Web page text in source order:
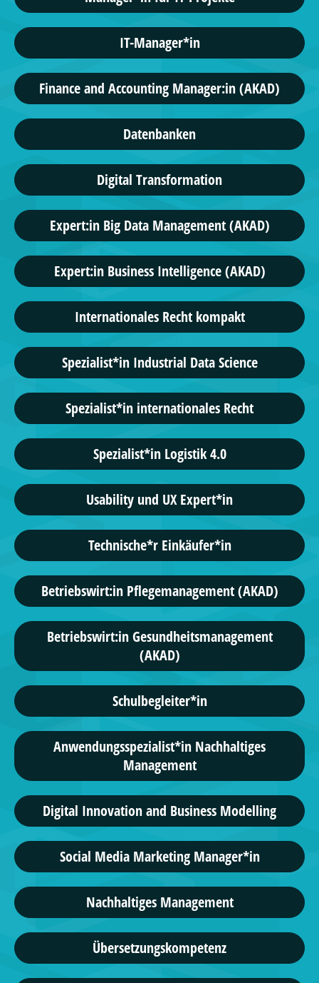
IT-Manager*in
Finance and Accounting Manager:in (AKAD)
Datenbanken
Digital Transformation
Expert:in Big Data Management (AKAD)
Expert:in Business Intelligence (AKAD)
Internationales Recht kompakt
Spezialist*in Industrial Data Science
Spezialist*in internationales Recht
Spezialist*in Logistik 4.0
Usability und UX Expert*in
Technische*r Einkäufer*in
Betriebswirt:in Pflegemanagement (AKAD)
Betriebswirt:in Gesundheitsmanagement
(AKAD)
Schulbegleiter*in
Anwendungsspezialist*in Nachhaltiges
Management
Digital Innovation and Business Modelling
Social Media Marketing Manager*in
Nachhaltiges Management
Übersetzungskompetenz